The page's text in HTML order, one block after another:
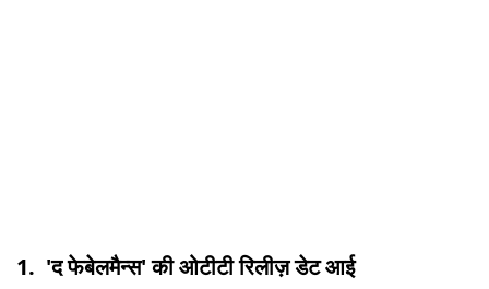
1. 'द फेबेलमैन्स' की ओटीटी रिलीज़ डेट आई